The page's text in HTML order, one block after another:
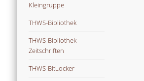
Kleingruppe
THWS-Bibliothek
THWS-Bibliothek
Zeitschriften
THWS-BitLocker